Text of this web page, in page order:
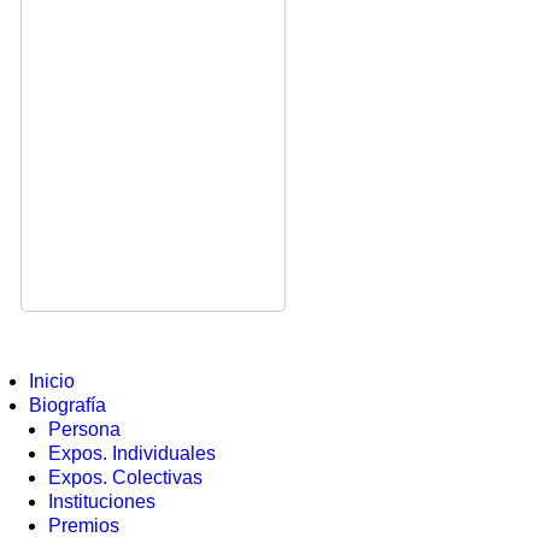
Inicio
Biografía
Persona
Expos. Individuales
Expos. Colectivas
Instituciones
Premios